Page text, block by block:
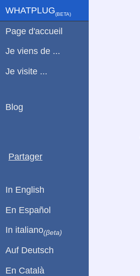
WHATPLUG(ΒETA)
Page d'accueil
Je viens de ...
Je visite ...
Blog
Partager
In English
En Español
In italiano(βeta)
Auf Deutsch
En Català